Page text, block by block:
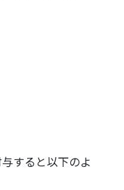
すると以下のよ